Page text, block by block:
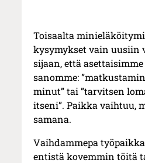
Toisaalta
kysymykset vain uusiin
sijaan, että
sanomme:
minut” tai ”tarvitsen
itseni”. Paikka vaihtuu,
samana.
Vaihdammepa
entistä kovemmin töitä